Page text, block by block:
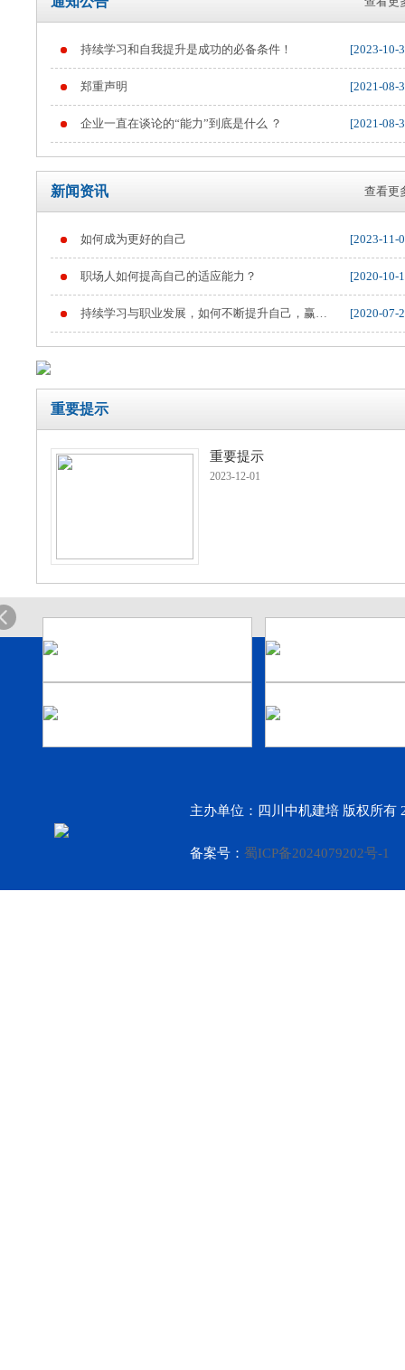
重要提示
持续学习和自我提升是成功的必备条件！ [2023-10-
郑重声明 [2021-08-
企业一直在谈论的“能力”到底是什么 ？ [2021-08-
新闻资讯 查看更
如何成为更好的自己 [2023-11-
职场人如何提高自己的适应能力？ [2020-10-
持续学习与职业发展，如何不断提升自己，赢得
职业竞争
[2020-07-
重要提示
重要提示
2023-12-01
主办单位：四川中机建培 版权所有
备案号： 蜀ICP备2024079202号-1